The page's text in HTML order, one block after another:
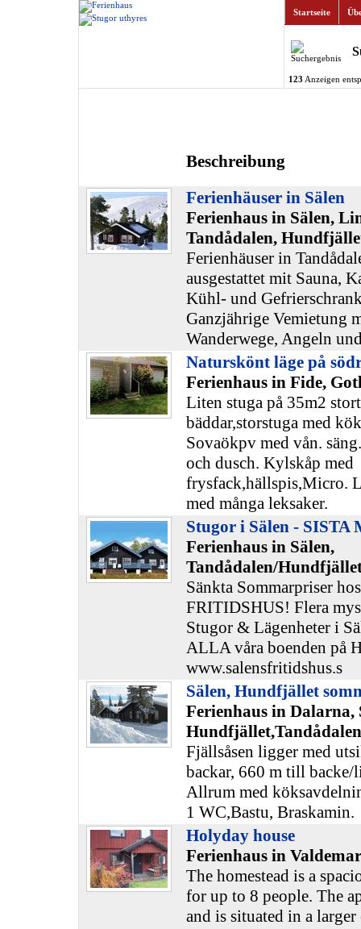
Startseite
123 Anzeigen
Beschreibung
Ferienhäuser in Sälen
Ferienhaus in Sälen,
Tandådalen,
Ferienhäuser in
ausgestattet mit Sauna,
Kühl- und
Ganzjährige Vemietung
Wanderwege, Angeln
Naturskönt läge på
Ferienhaus in Fide,
Liten stuga på 35m2
bäddar,storstuga med
Sovaökpv med vån.
och dusch. Kylskåp med
frysfack,hällspis,Micro.
med många leksaker.
Stugor i Sälen - SISTA
Ferienhaus in Sälen,
Tandådalen/
Sänkta Sommarpriser
FRITIDSHUS! Flera
Stugor & Lägenheter i
ALLA våra boenden på
www.salensfritidshus.s
Sälen, Hundfjället
Ferienhaus in Dalarna,
Fjällsåsen ligger med
backar, 660 m till
Allrum med
1 WC,Bastu, Braskamin.
Holyday house
Ferienhaus in
The homestead is a
for up to 8 people. The
and is situated in a